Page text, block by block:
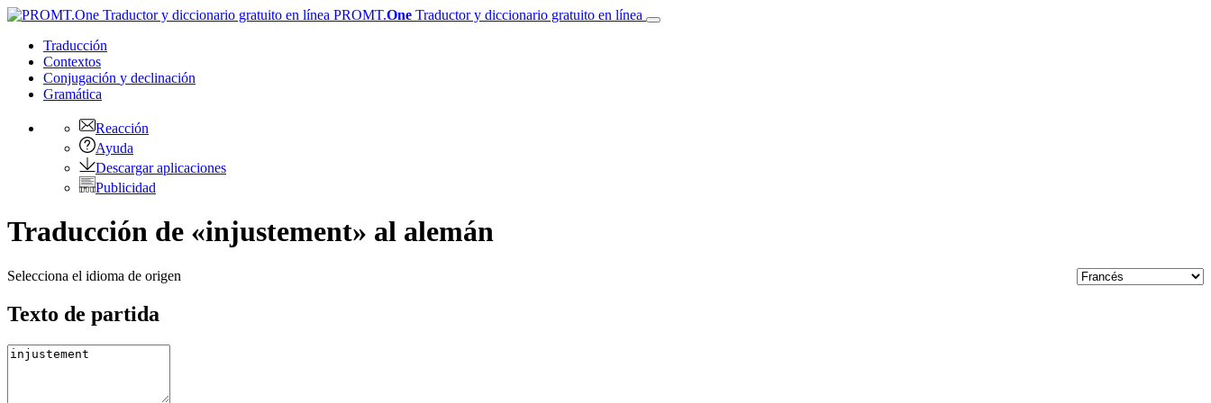
PROMT.One Traductor y diccionario gratuito en línea
Traducción
Contextos
Conjugación y declinación
Gramática
Reacción
Ayuda
Descargar aplicaciones
Publicidad
Traducción de «injustement» al alemán
Selecciona el idioma de origen
Texto de partida